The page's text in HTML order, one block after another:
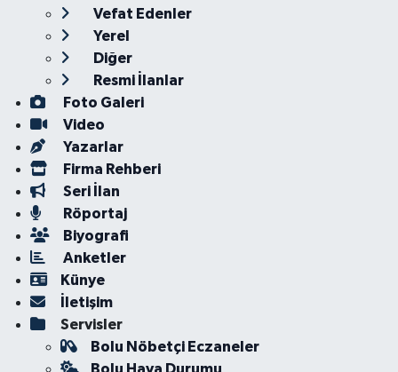
Vefat Edenler
Yerel
Diğer
Resmi İlanlar
Foto Galeri
Video
Yazarlar
Firma Rehberi
Seri İlan
Röportaj
Biyografi
Anketler
Künye
İletişim
Servisler
Bolu Nöbetçi Eczaneler
Bolu Hava Durumu